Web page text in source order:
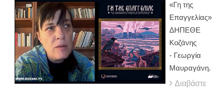
«Γη της
Επαγγελίας»
ΔΗΠΕΘΕ
Κοζάνης
- Γεωργία
Μαυραγάνη.
Διαβάστε